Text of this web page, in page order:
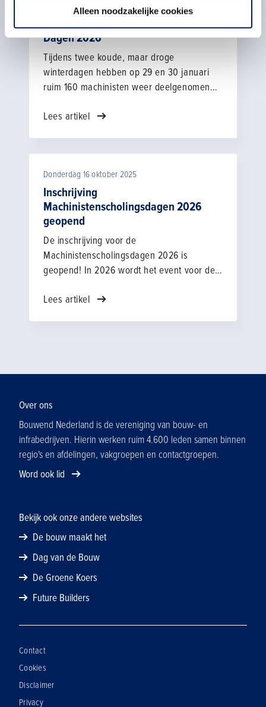
Alleen noodzakelijke cookies
Maandag 9 februari 2026
Terugblik Machinisten Scholings
Dagen 2026
Tijdens twee koude, maar droge
winterdagen hebben op 29 en 30 januari
ruim 160 machinisten weer deelgenomen
scholingsdagen (MSD) op het Bouw- en
Lees artikel
Donderdag 16 oktober 2025
Inschrijving
Machinistenscholingsdagen 2026
geopend
De inschrijving voor de
Machinistenscholingsdagen 2026 is
geopend! In 2026 wordt het event voor de
editie van 2026 is: 'Slimmer, veiliger,
Lees artikel
Over ons
Bouwend Nederland is de vereniging van bouw- en
infrabedrijven. Hierin werken ruim 4.600 leden samen binnen
regio's en afdelingen, vakgroepen en contactgroepen.
Word ook lid
Bekijk ook onze andere websites
De bouw maakt het
Dag van de Bouw
De Groene Koers
Future Builders
Contact
Cookies
Disclaimer
Privacy